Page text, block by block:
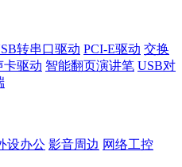
转串口驱动 PCI-E驱动 交换
卡驱动 智能翻页演讲笔 USB对
设办公 影音周边 网络工控